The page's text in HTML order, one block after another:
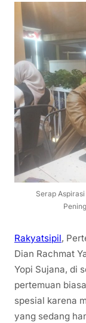
Serap
Rakyatsipil,
Dian Rachmat
Yopi Sujana, di
pertemuan
spesial karena
yang sedang